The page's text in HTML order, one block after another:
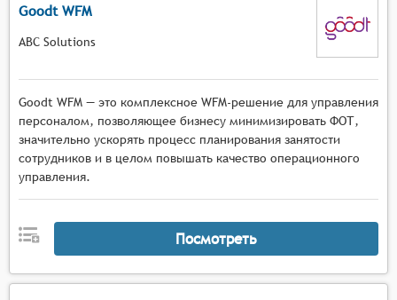
Goodt WFM
ABC Solutions
Goodt WFM — это комплексное WFM-решение для управления
персоналом, позволяющее бизнесу минимизировать ФОТ,
значительно ускорять процесс планирования занятости
сотрудников и в целом повышать качество операционного
управления.
Посмотреть